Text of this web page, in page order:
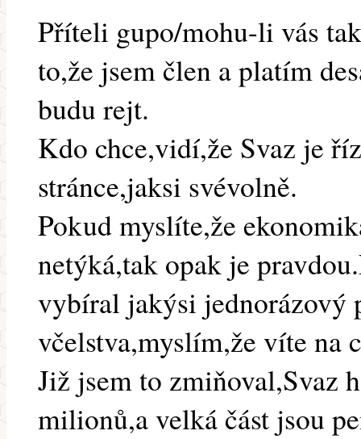
Příteli gupo/mohu-li vás
to,že jsem člen a platím
budu rejt.
Kdo chce,vidí,že Svaz je
stránce,jaksi svévolně.
Pokud myslíte,že
netýká,tak opak je
vybíral jakýsi jednorázový
včelstva,myslím,že víte na
Již jsem to zmiňoval,Svaz
milionů,a velká část jsou